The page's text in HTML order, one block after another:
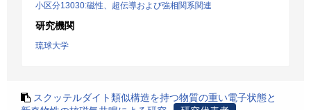
小区分13030:磁性、超伝導および強相関系関連
研究機関
琉球大学
スクッテルダイト類似構造を持つ物質の重い電子状態と